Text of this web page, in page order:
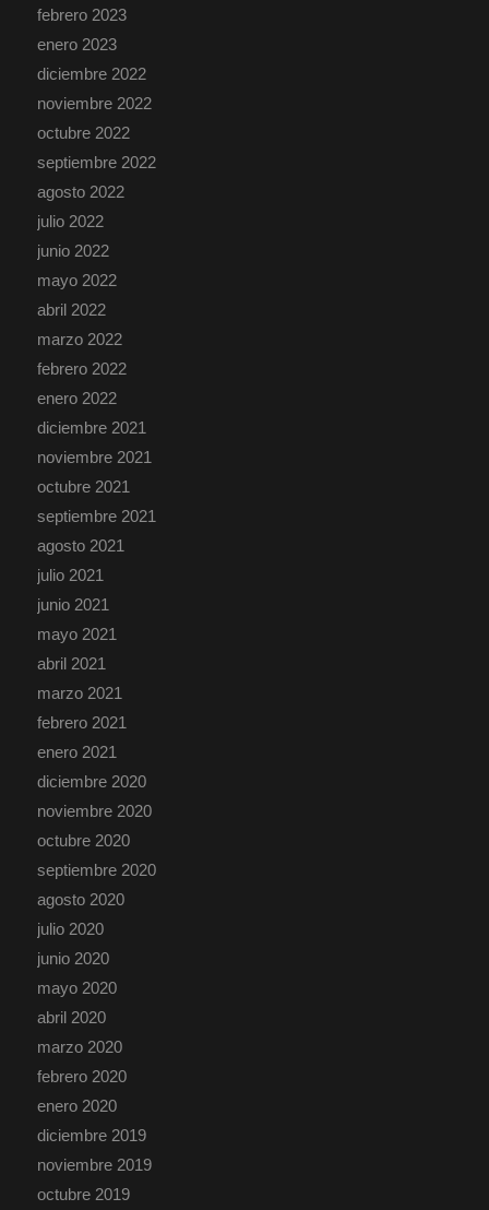
febrero 2023
enero 2023
diciembre 2022
noviembre 2022
octubre 2022
septiembre 2022
agosto 2022
julio 2022
junio 2022
mayo 2022
abril 2022
marzo 2022
febrero 2022
enero 2022
diciembre 2021
noviembre 2021
octubre 2021
septiembre 2021
agosto 2021
julio 2021
junio 2021
mayo 2021
abril 2021
marzo 2021
febrero 2021
enero 2021
diciembre 2020
noviembre 2020
octubre 2020
septiembre 2020
agosto 2020
julio 2020
junio 2020
mayo 2020
abril 2020
marzo 2020
febrero 2020
enero 2020
diciembre 2019
noviembre 2019
octubre 2019